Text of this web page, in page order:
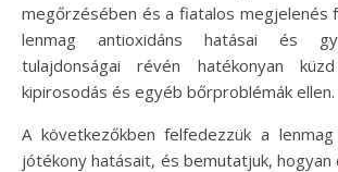
megőrzésében és a fiatalos megjelenés
lenmag antioxidáns hatásai és
tulajdonságai révén hatékonyan
kipirosodás és egyéb bőrproblémák ellen.
A következőkben felfedezzük a
jótékony hatásait, és bemutatjuk,